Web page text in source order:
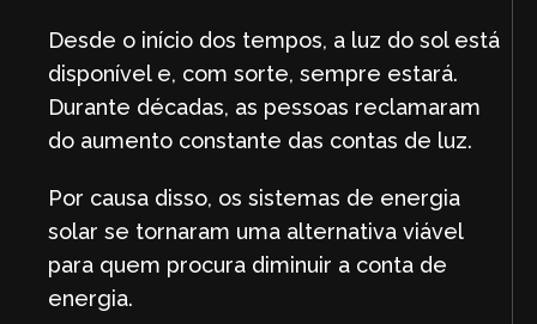
Desde o início dos tempos, a luz do sol está
disponível e, com sorte, sempre estará.
Durante décadas, as pessoas reclamaram
do aumento constante das contas de luz.
Por causa disso, os sistemas de energia
solar se tornaram uma alternativa viável
para quem procura diminuir a conta de
energia.